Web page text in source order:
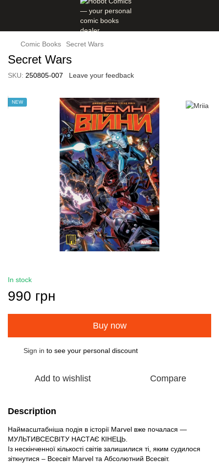
Comic Books Secret Wars
Secret Wars
SKU: 250805-007 Leave your feedback
NEW
In stock
990 грн
Buy now
Sign in to see your personal discount
Add to wishlist Compare
Description
Наймасштабніша подія в історії Marvel вже почалася —
МУЛЬТИВСЕСВІТУ НАСТАЄ КІНЕЦЬ.
Із нескінченної кількості світів залишилися ті, яким судилося
зіткнутися – Всесвіт Marvel та Абсолютний Всесвіт.